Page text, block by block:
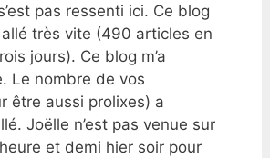
pas ressenti ici. Ce blog
très vite (490 articles en
jours). Ce blog m’a
Le nombre de vos
être aussi prolixes) a
Joëlle n’est pas venue sur
et demi hier soir pour